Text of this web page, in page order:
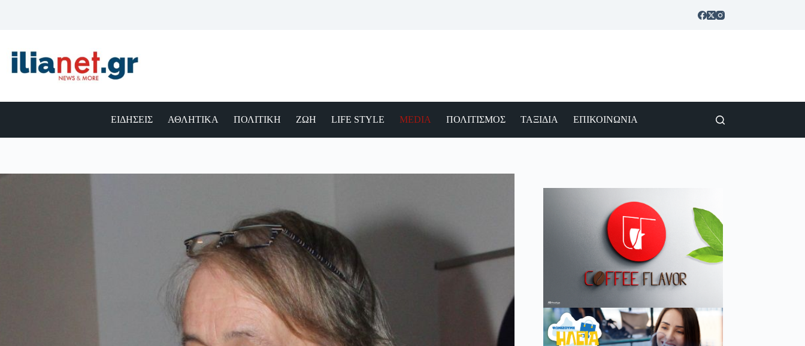
ΕΙΔΗΣΕΙΣ ΑΘΛΗΤΙΚΑ ΠΟΛΙΤΙΚΗ ΖΩΗ LIFE STYLE MEDIA ΠΟΛΙΤΙΣΜΟΣ ΤΑΞΙΔΙΑ ΕΠΙΚΟΙΝΩΝΙΑ